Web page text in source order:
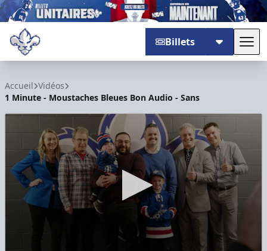
Billets
Accueil Vidéos
1 Minute - Moustaches Bleues Bon Audio - Sans